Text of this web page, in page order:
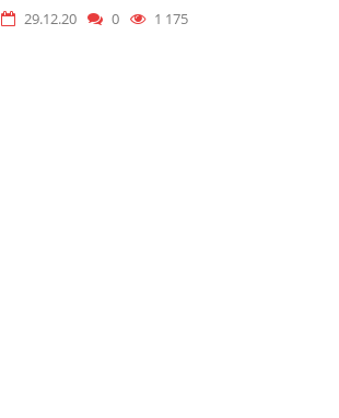
29.12.20 0 1 175